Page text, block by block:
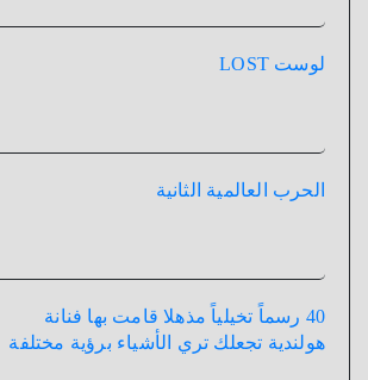
لوست LOST
الحرب العالمية الثانية
40 رسماً تخيلياً مذهلا قامت بها فنانة
هولندية تجعلك تري الأشياء برؤية مختلفة